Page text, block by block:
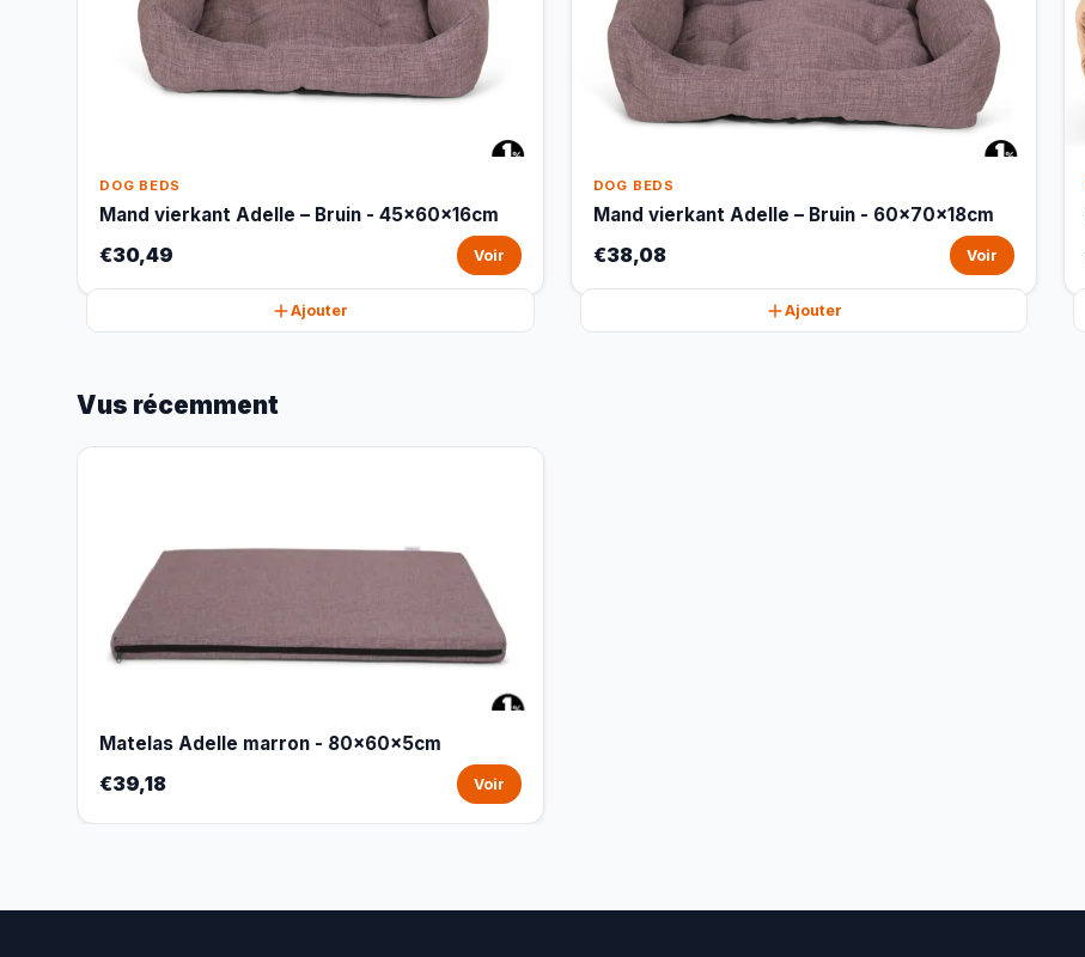
DOG BEDS
Mand vierkant Adelle – Bruin - 45x60x16cm
€30,49 Voir
Ajouter
DOG BEDS
Mand vierkant Adelle – Bruin - 60x70x18cm
€38,08 Voir
Ajouter
Vus récemment
Matelas Adelle marron - 80x60x5cm
€39,18 Voir